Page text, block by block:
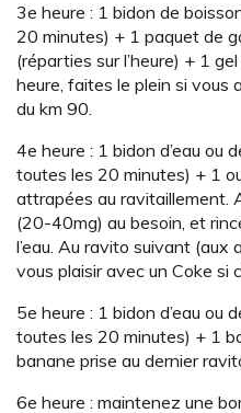
3e heure : 1 bidon de
20 minutes) + 1 paquet de
(réparties sur l’heure) + 1
heure, faites le plein si vous
du km 90.
4e heure : 1 bidon d’eau ou
toutes les 20 minutes) + 1
attrapées au ravitaillement.
(20-40mg) au besoin, et
l’eau. Au ravito suivant
vous plaisir avec un Coke si
5e heure : 1 bidon d’eau ou
toutes les 20 minutes) + 1
banane prise au dernier
6e heure : maintenez une